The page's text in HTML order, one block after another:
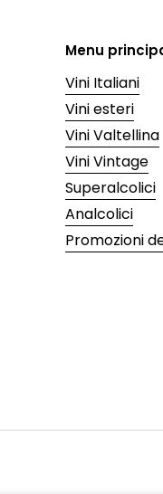
Menu
Vini Italiani
Vini esteri
Vini Valtellina
Vini Vintage
Superalcolici
Analcolici
Promozioni